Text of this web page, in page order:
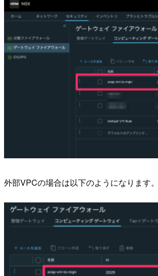
外部VPCの場合は以下のようになります。